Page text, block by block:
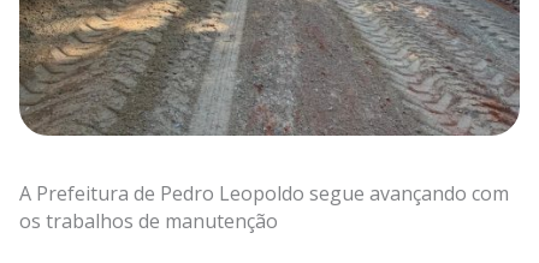
A Prefeitura de Pedro Leopoldo segue avançando com
os trabalhos de manutenção